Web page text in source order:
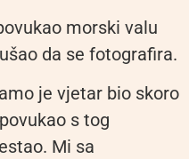
morski valu
da se fotografira.
je vjetar bio skoro
s tog
Mi sa